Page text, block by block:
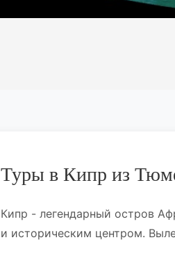
Туры в Кипр из
Кипр - легендарный остров
и историческим центром.